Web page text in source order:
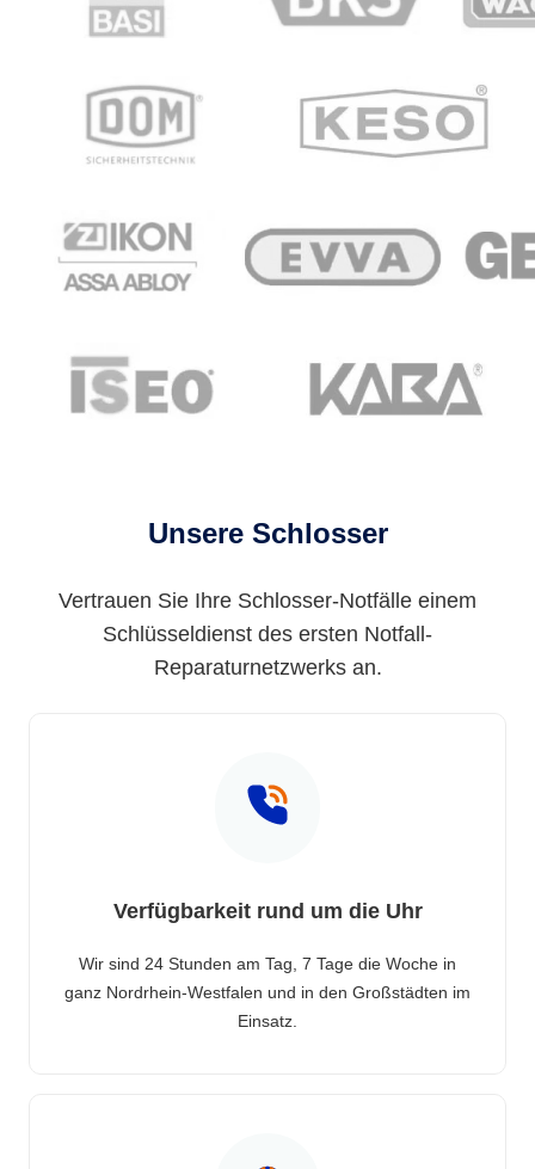
Unsere Schlosser
Vertrauen Sie Ihre Schlosser-Notfälle einem
Schlüsseldienst des ersten Notfall-
Reparaturnetzwerks an.
Verfügbarkeit rund um die Uhr
Wir sind 24 Stunden am Tag, 7 Tage die Woche in
ganz Nordrhein-Westfalen und in den Großstädten im
Einsatz.